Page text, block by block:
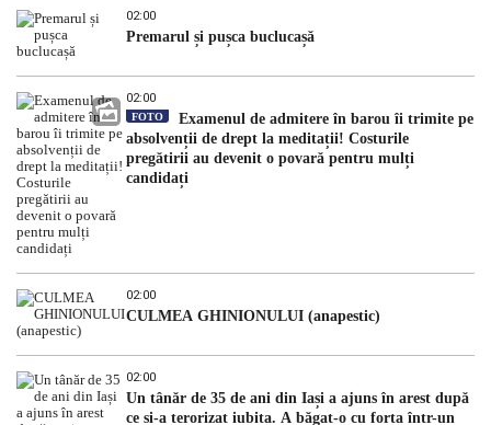
02:00
Premarul și pușca buclucașă
02:00
FOTO
Examenul de admitere în barou îi trimite pe
absolvenții de drept la meditații! Costurile
pregătirii au devenit o povară pentru mulți
candidați
02:00
CULMEA GHINIONULUI (anapestic)
02:00
Un tânăr de 35 de ani din Iași a ajuns în arest după
ce și-a terorizat iubita. A băgat-o cu forța într-un